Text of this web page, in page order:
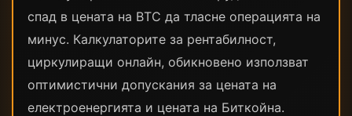
спад в цената на BTC да тласне операцията на
минус. Калкулаторите за рентабилност,
циркулиращи онлайн, обикновено използват
оптимистични допускания за цената на
електроенергията и цената на Биткойна.